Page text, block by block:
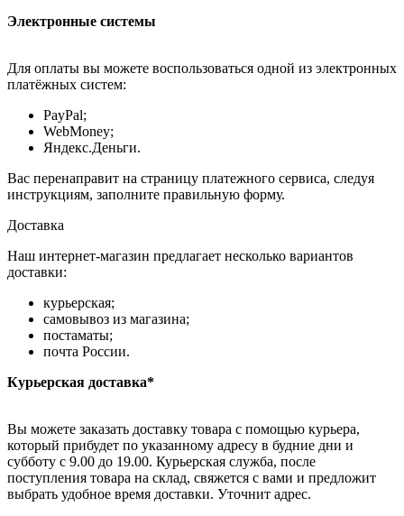
Электронные системы
Для оплаты вы можете воспользоваться одной из электронных
платёжных систем:
PayPal;
WebMoney;
Яндекс.Деньги.
Вас перенаправит на страницу платежного сервиса, следуя
инструкциям, заполните правильную форму.
Доставка
Наш интернет-магазин предлагает несколько вариантов
доставки:
курьерская;
самовывоз из магазина;
постаматы;
почта России.
Курьерская доставка*
Вы можете заказать доставку товара с помощью курьера,
который прибудет по указанному адресу в будние дни и
субботу с 9.00 до 19.00. Курьерская служба, после
поступления товара на склад, свяжется с вами и предложит
выбрать удобное время доставки. Уточнит адрес.